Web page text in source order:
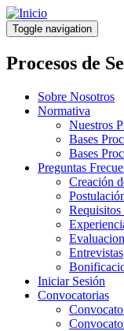
Pasar
al
contenido
principal
Toggle navigation
Procesos de
Sobre Nosotros
Normativa
Nuestros
Bases
Bases
Preguntas
Creación
Entrevistas
Iniciar Sesión
Convocatorias